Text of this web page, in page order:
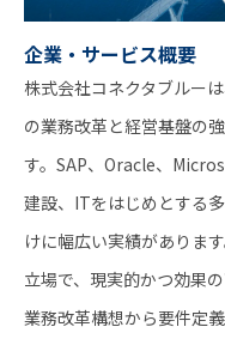
企業・サービス概要
株式会社コネクタブルー
の業務改革と経営基盤の
す。SAP、Oracle、
建設、ITをはじめとする
けに幅広い実績がありま
立場で、現実的かつ効果
業務改革構想から要件定